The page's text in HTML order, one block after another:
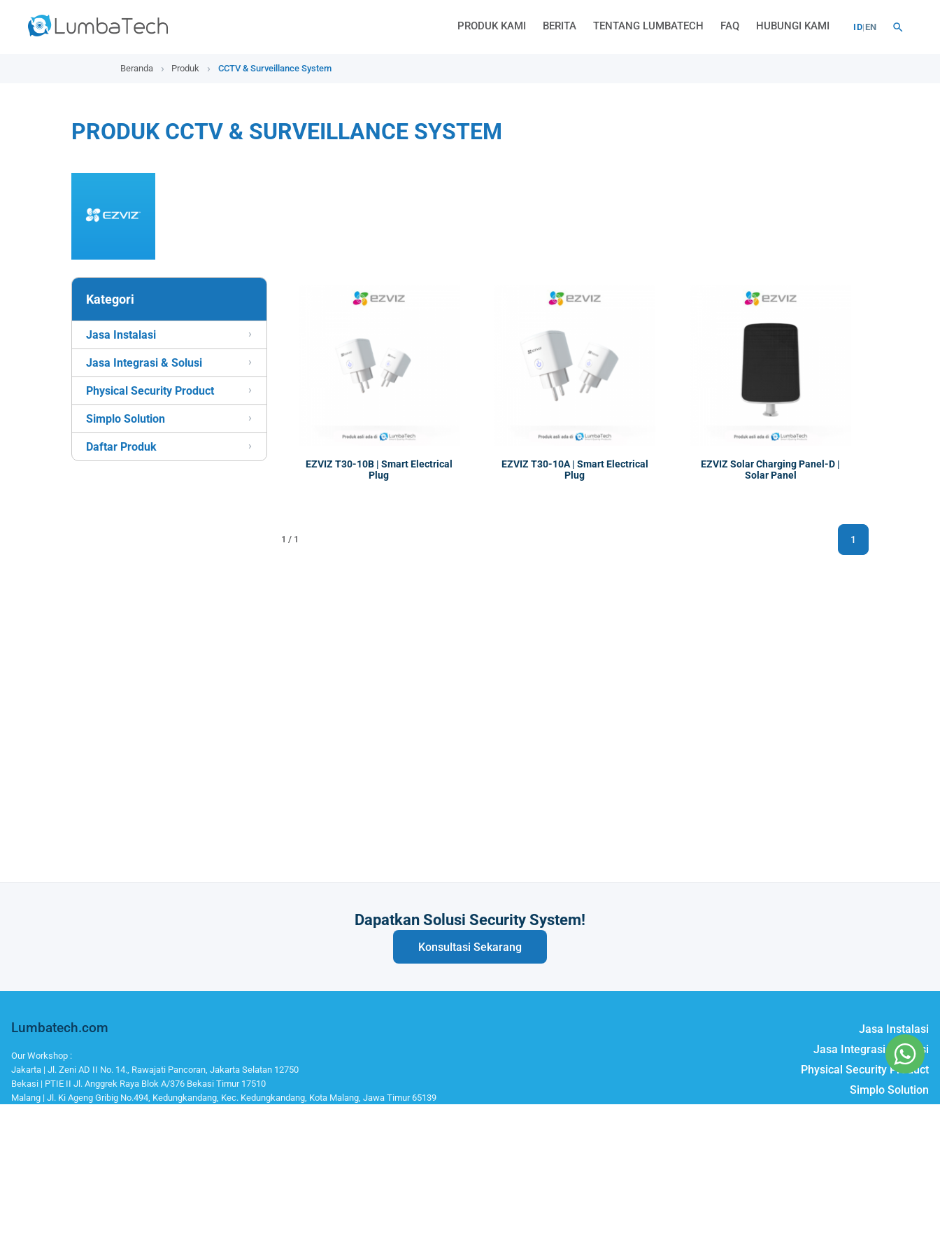
PRODUK KAMI BERITA TENTANG LUMBATECH FAQ HUBUNGI KAMI ID|EN
Beranda Produk CCTV & Surveillance System
PRODUK CCTV & SURVEILLANCE SYSTEM
Kategori
Jasa Instalasi
Jasa Integrasi & Solusi
Physical Security Product
Simplo Solution
Daftar Produk
EZVIZ T30-10B | Smart Electrical
Plug
EZVIZ T30-10A | Smart Electrical
Plug
EZVIZ Solar Charging Panel-D |
Solar Panel
1 / 1 1
Butuh Integrasi Sistem Anda?
Konsultasi Sekarang
Jasa Instalasi
Jasa Integrasi & Solusi
Physical Security Product
Simplo Solution
Lumbatech.com
Our Workshop :
Jakarta | Jl. Zeni AD II No. 14., Rawajati Pancoran, Jakarta Selatan 12750
Bekasi | PTIE II Jl. Anggrek Raya Blok A/376 Bekasi Timur 17510
Malang | Jl. Ki Ageng Gribig No.494, Kedungkandang, Kec. Kedungkandang, Kota Malang, Jawa Timur 65139